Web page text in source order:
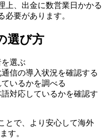
上、出金に数営業日かかる
必要があります。
選び方
選ぶ
信の導入状況を確認する
いるかを調べる
対応しているかを確認す
とで、より安心して海外
す。